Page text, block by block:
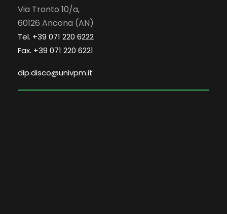
Via Tronto 10/a,
60126 Ancona (AN)
Tel. +39 071 220 6222
Fax. +39 071 220 6221
dip.disco@univpm.it